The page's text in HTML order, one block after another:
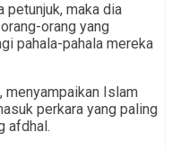
petunjuk, maka dia
orang yang
pahala-pahala mereka
menyampaikan Islam
perkara yang paling
afdhal.